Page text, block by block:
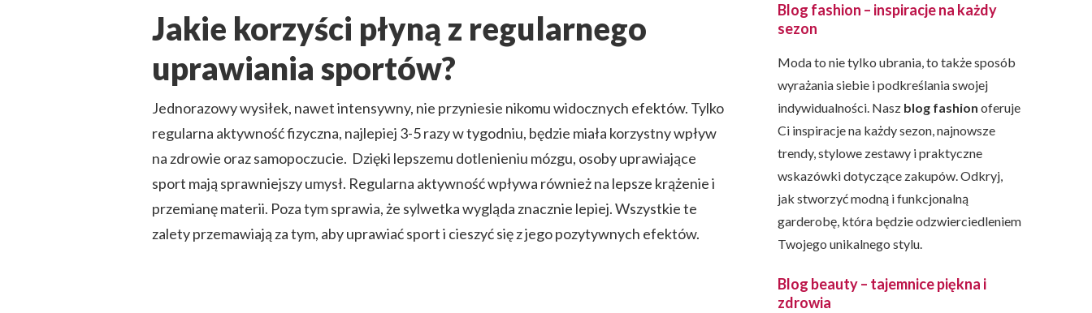
Jakie korzyści płyną z regularnego
uprawiania sportów?
Jednorazowy wysiłek, nawet intensywny, nie przyniesie nikomu widocznych efektów. Tylko
regularna aktywność fizyczna, najlepiej 3-5 razy w tygodniu, będzie miała korzystny wpływ
na zdrowie oraz samopoczucie. Dzięki lepszemu dotlenieniu mózgu, osoby uprawiające
sport mają sprawniejszy umysł. Regularna aktywność wpływa również na lepsze krążenie i
przemianę materii. Poza tym sprawia, że sylwetka wygląda znacznie lepiej. Wszystkie te
zalety przemawiają za tym, aby uprawiać sport i cieszyć się z jego pozytywnych efektów.
Blog fashion – inspiracje na każdy
sezon
Moda to nie tylko ubrania, to także sposób
wyrażania siebie i podkreślania swojej
indywidualności. Nasz blog fashion oferuje
Ci inspiracje na każdy sezon, najnowsze
trendy, stylowe zestawy i praktyczne
wskazówki dotyczące zakupów. Odkryj,
jak stworzyć modną i funkcjonalną
garderobę, która będzie odzwierciedleniem
Twojego unikalnego stylu.
Blog beauty – tajemnice piękna i
zdrowia